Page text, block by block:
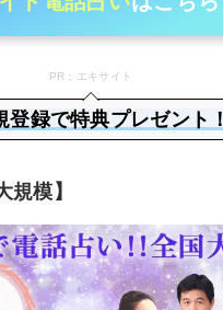
PR：エキサイト
登録で特典プレゼント！
規模】